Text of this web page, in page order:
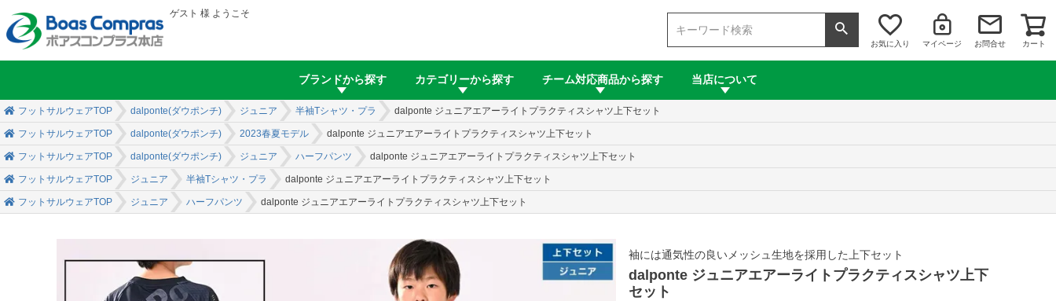
ゲスト 様 ようこそ
お気に入り マイページ お問合せ カート
ブランドから探す カテゴリーから探す チーム対応商品から探す 当店について
フットサルウェアTOP dalponte(ダウポンチ) ジュニア 半袖Tシャツ・プラ dalponte ジュニアエアーライトプラクティスシャツ上下セット
フットサルウェアTOP dalponte(ダウポンチ) 2023春夏モデル dalponte ジュニアエアーライトプラクティスシャツ上下セット
フットサルウェアTOP dalponte(ダウポンチ) ジュニア ハーフパンツ dalponte ジュニアエアーライトプラクティスシャツ上下セット
フットサルウェアTOP ジュニア 半袖Tシャツ・プラ dalponte ジュニアエアーライトプラクティスシャツ上下セット
フットサルウェアTOP ジュニア ハーフパンツ dalponte ジュニアエアーライトプラクティスシャツ上下セット
袖には通気性の良いメッシュ生地を採用した上下セット
dalponte ジュニアエアーライトプラクティスシャツ上下
セット